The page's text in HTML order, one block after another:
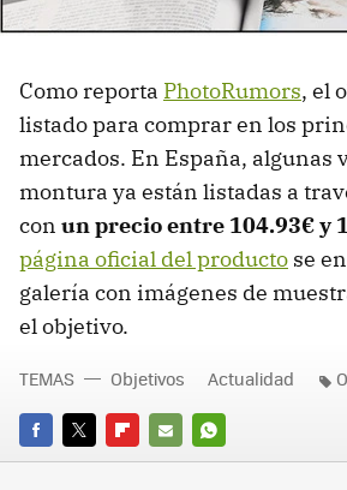
Como reporta PhotoRumors, el
listado para comprar en los
mercados. En España, algunas
montura ya están listadas a
con un precio entre 104.93€ y
página oficial del producto se
galería con imágenes de
el objetivo.
FACEBOOK
TWITTERFLIPBOARD
E-
WHATSAPP
TEMAS Objetivos Actualidad